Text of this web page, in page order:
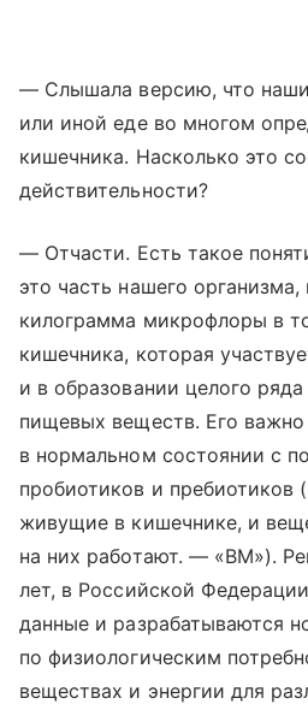
— Слышала версию, что
или иной еде во многом
кишечника. Насколько это
действительности?
— Отчасти. Есть такое
это часть нашего
килограмма микрофлоры в
кишечника, которая
и в образовании целого
пищевых веществ. Его
в нормальном состоянии с
пробиотиков и пребиотиков
живущие в кишечнике, и
на них работают. — «ВМ»).
лет, в Российской
данные и разрабатываются
по физиологическим
веществах и энергии для